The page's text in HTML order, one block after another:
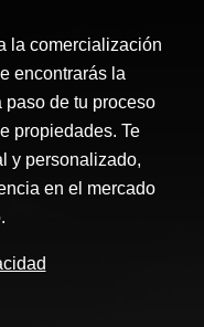
la comercialización
encontrarás la
de tu proceso
propiedades. Te
y personalizado,
en el mercado